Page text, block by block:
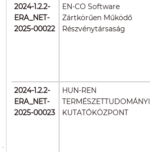
2024-1.2.2-
ERA_NET-
2025-00022
EN-CO Software
Zártkörűen Működő
Részvénytársaság
2024-1.2.2-
ERA_NET-
2025-00023
HUN-REN
TERMÉSZETTUDOMÁNYI
KUTATÓKÖZPONT